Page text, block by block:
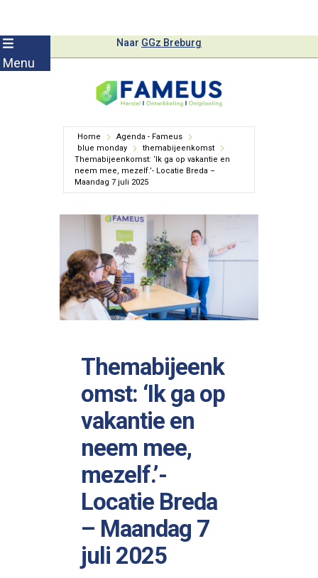
Skip
toMenu
Naar GGz Breburg
Home
Agenda - Fameus
blue monday
themabijeenkomst
Themabijeenkomst: ‘Ik ga op vakantie en
neem mee, mezelf.’- Locatie Breda –
Maandag 7 juli 2025
Themabijeenk
omst: ‘Ik ga op
vakantie en
neem mee,
mezelf.’-
Locatie Breda
– Maandag 7
juli 2025